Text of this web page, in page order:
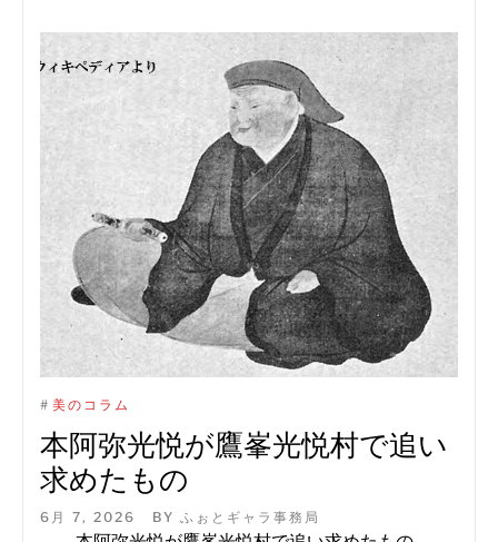
# 美のコラム
本阿弥光悦が鷹峯光悦村で追い
求めたもの
6月 7, 2026 BY ふぉとギャラ事務局